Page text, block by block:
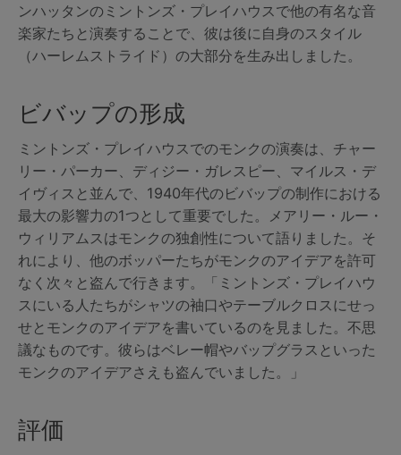
ンハッタンのミントンズ・プレイハウスで他の有名な音
楽家たちと演奏することで、彼は後に自身のスタイル
（ハーレムストライド）の大部分を生み出しました。
ビバップの形成
ミントンズ・プレイハウスでのモンクの演奏は、チャー
リー・パーカー、ディジー・ガレスピー、マイルス・デ
イヴィスと並んで、1940年代のビバップの制作における
最大の影響力の1つとして重要でした。メアリー・ルー・
ウィリアムスはモンクの独創性について語りました。そ
れにより、他のボッパーたちがモンクのアイデアを許可
なく次々と盗んで行きます。「ミントンズ・プレイハウ
スにいる人たちがシャツの袖口やテーブルクロスにせっ
せとモンクのアイデアを書いているのを見ました。不思
議なものです。彼らはベレー帽やバップグラスといった
モンクのアイデアさえも盗んでいました。」
評価